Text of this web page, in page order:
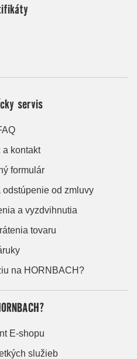
servis
a kontakt
formulár
odstúpenie od zmluvy
a vyzdvihnutia
tovaru
na HORNBACH?
E-shopu
služieb